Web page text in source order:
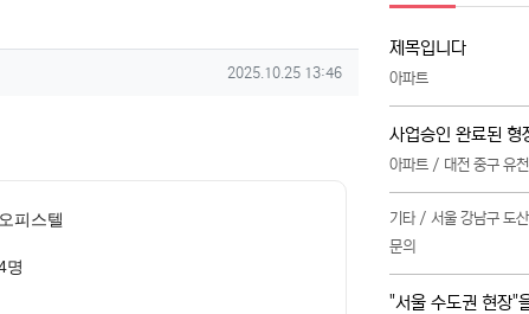
작성일
2025.10.25 13:46
오피스텔
명
제목입니다
아파트
아파트 / 대전 중구 유
기타 / 서울 강남구 도
문의